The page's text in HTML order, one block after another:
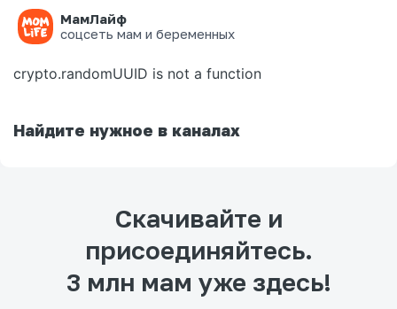
МамЛайф
соцсеть мам и беременных
Ошибка на странице
crypto.randomUUID is not a function
Найдите нужное в каналах
Скачивайте и
присоединяйтесь.
3 млн мам уже здесь!